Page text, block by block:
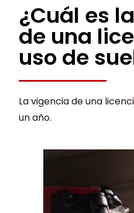
¿Cuál es
de una
uso de
La vigencia de una
un año.